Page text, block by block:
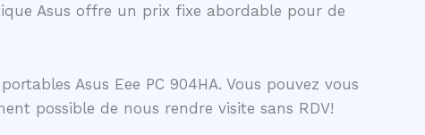
Asus offre un prix fixe abordable pour de
Asus Eee PC 904HA. Vous pouvez vous
possible de nous rendre visite sans RDV!